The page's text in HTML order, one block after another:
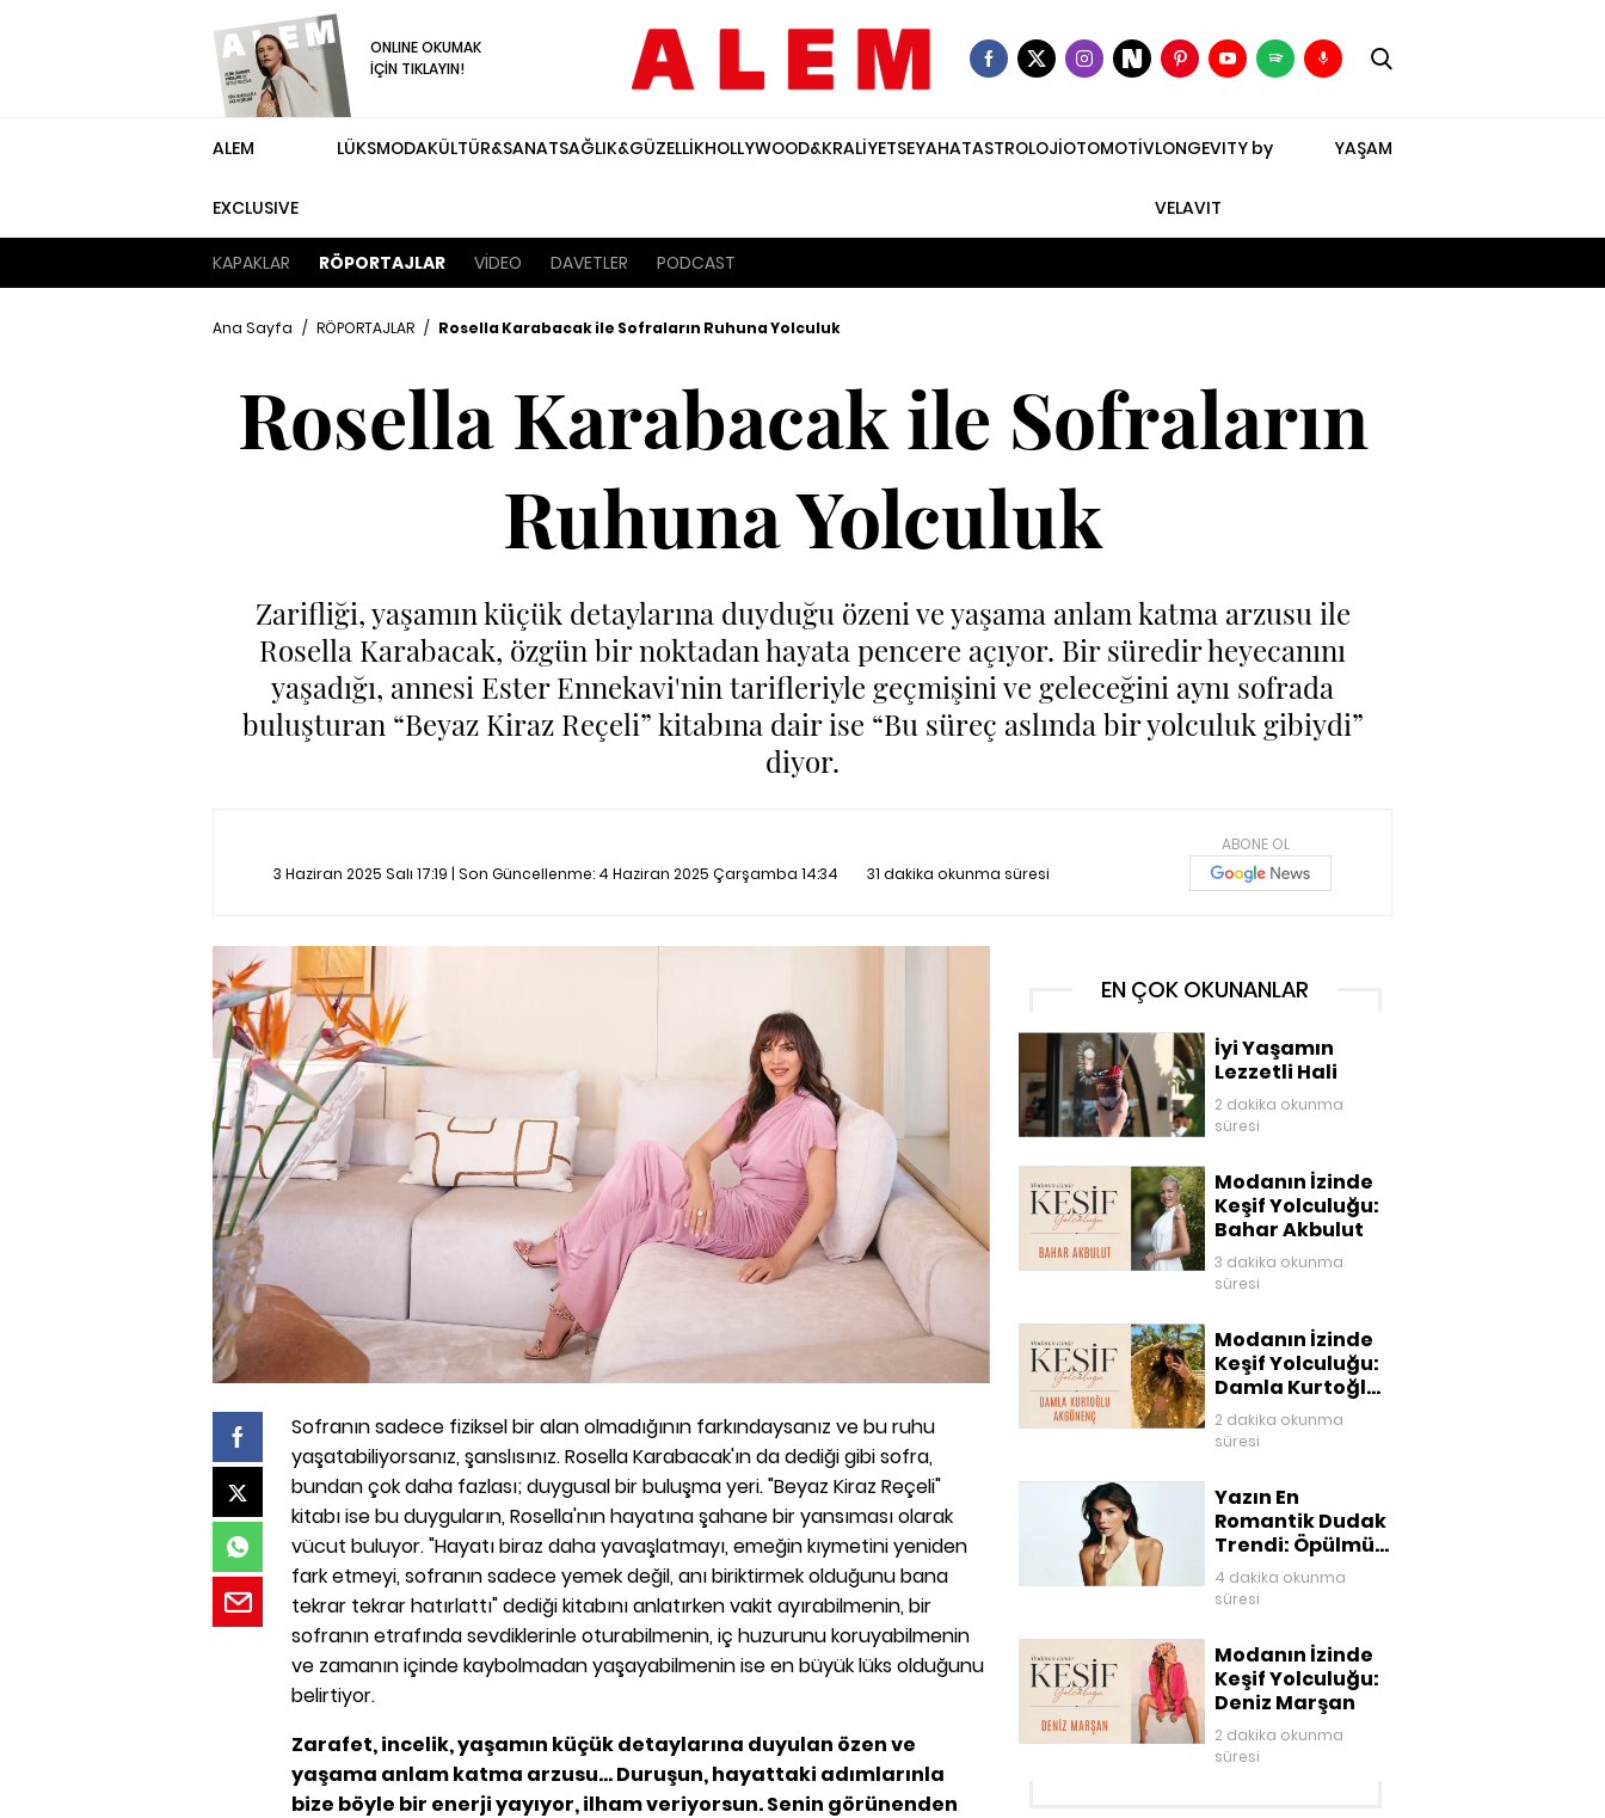
ONLINE OKUMAK
İÇİN TIKLAYIN!
ALEM
EXCLUSIVE
LÜKSMODAKÜLTÜR&SANATSAĞLIK&GÜZELLİKHOLLYWOOD&KRALİYETSEYAHATASTROLOJİOTOMOTİVLONGEVITY by
VELAVIT
YAŞAM
KAPAKLAR RÖPORTAJLAR VİDEO DAVETLER PODCAST
Ana Sayfa / RÖPORTAJLAR / Rosella Karabacak ile Sofraların Ruhuna Yolculuk
Rosella Karabacak ile Sofraların
Ruhuna Yolculuk
Zarifliği, yaşamın küçük detaylarına duyduğu özeni ve yaşama anlam katma arzusu ile
Rosella Karabacak, özgün bir noktadan hayata pencere açıyor. Bir süredir heyecanını
yaşadığı, annesi Ester Ennekavi'nin tarifleriyle geçmişini ve geleceğini aynı sofrada
buluşturan “Beyaz Kiraz Reçeli” kitabına dair ise “Bu süreç aslında bir yolculuk gibiydi”
diyor.
3 Haziran 2025 Salı 17:19 | Son Güncellenme: 4 Haziran 2025 Çarşamba 14:34 31 dakika okunma süresi
ABONE OL
Sofranın sadece fiziksel bir alan olmadığının farkındaysanız ve bu ruhu
yaşatabiliyorsanız, şanslısınız. Rosella Karabacak'ın da dediği gibi sofra,
bundan çok daha fazlası; duygusal bir buluşma yeri. "Beyaz Kiraz Reçeli"
kitabı ise bu duyguların, Rosella'nın hayatına şahane bir yansıması olarak
vücut buluyor. "Hayatı biraz daha yavaşlatmayı, emeğin kıymetini yeniden
fark etmeyi, sofranın sadece yemek değil, anı biriktirmek olduğunu bana
tekrar tekrar hatırlattı" dediği kitabını anlatırken vakit ayırabilmenin, bir
sofranın etrafında sevdiklerinle oturabilmenin, iç huzurunu koruyabilmenin
ve zamanın içinde kaybolmadan yaşayabilmenin ise en büyük lüks olduğunu
belirtiyor.
Zarafet, incelik, yaşamın küçük detaylarına duyulan özen ve
yaşama anlam katma arzusu... Duruşun, hayattaki adımlarınla
bize böyle bir enerji yayıyor, ilham veriyorsun. Senin görünenden
EN ÇOK OKUNANLAR
İyi Yaşamın
Lezzetli Hali
2 dakika okunma
süresi
Modanın İzinde
Keşif Yolculuğu:
Bahar Akbulut
3 dakika okunma
süresi
Modanın İzinde
Keşif Yolculuğu:
Damla Kurtoğlu
Akgönenç
2 dakika okunma
süresi
Yazın En
Romantik Dudak
Trendi: Öpülmüş
Dudaklar
4 dakika okunma
süresi
Modanın İzinde
Keşif Yolculuğu:
Deniz Marşan
2 dakika okunma
süresi